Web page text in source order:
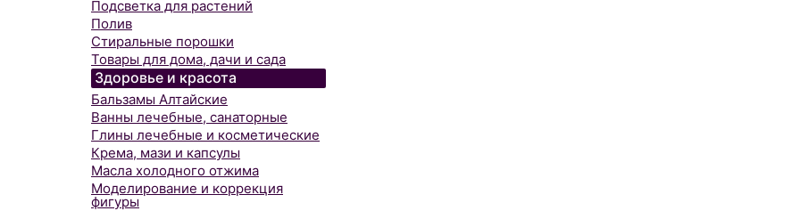
Подсветка для растений
Полив
Стиральные порошки
Товары для дома, дачи и сада
Здоровье и красота
Бальзамы Алтайские
Ванны лечебные, санаторные
Глины лечебные и косметические
Крема, мази и капсулы
Масла холодного отжима
Моделирование и коррекция
фигуры